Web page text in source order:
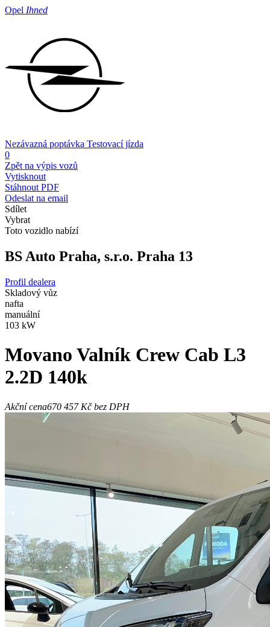
Opel Ihned
Nezávazná poptávka Testovací jízda
0
Zpět na výpis vozů
Vytisknout
Stáhnout PDF
Odeslat na email
Sdílet
Vybrat
Toto vozidlo nabízí
BS Auto Praha, s.r.o. Praha 13
Profil dealera
Skladový vůz
nafta
manuální
103 kW
Movano Valník Crew Cab L3
2.2D 140k
Akční cena670 457 Kčbez DPH